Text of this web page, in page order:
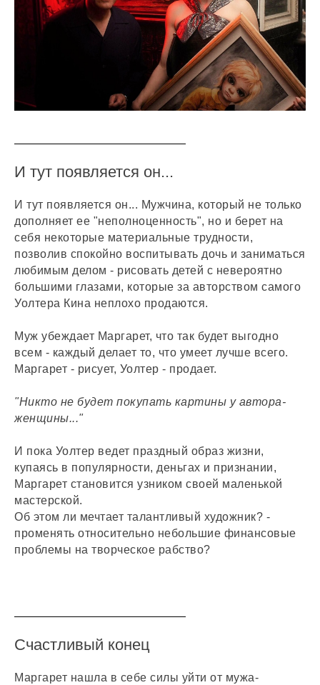
И тут появляется он...
И тут появляется он... Мужчина, который не только
дополняет ее "неполноценность", но и берет на
себя некоторые материальные трудности,
позволив спокойно воспитывать дочь и заниматься
любимым делом - рисовать детей с невероятно
большими глазами, которые за авторством самого
Уолтера Кина неплохо продаются.
Муж убеждает Маргарет, что так будет выгодно
всем - каждый делает то, что умеет лучше всего.
Маргарет - рисует, Уолтер - продает.
"Никто не будет покупать картины у автора-
женщины..."
И пока Уолтер ведет праздный образ жизни,
купаясь в популярности, деньгах и признании,
Маргарет становится узником своей маленькой
мастерской.
Об этом ли мечтает талантливый художник? -
променять относительно небольшие финансовые
проблемы на творческое рабство?
Счастливый конец
Маргарет нашла в себе силы уйти от мужа-